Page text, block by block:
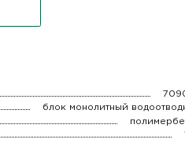
блок монолитный